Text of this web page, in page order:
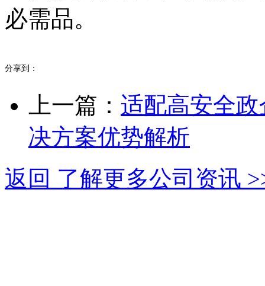
必需品。
分享到：
上一篇： 适配高安全
决方案优势解析
返回 了解更多公司资讯